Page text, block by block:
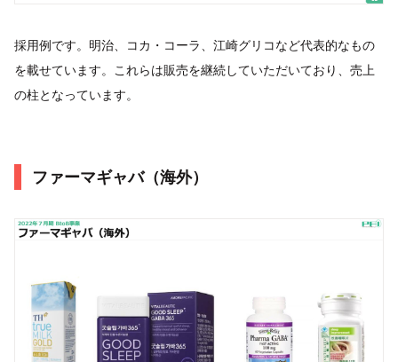
採用例です。明治、コカ・コーラ、江崎グリコなど代表的なもの
を載せています。これらは販売を継続していただいており、売上
の柱となっています。
ファーマギャバ（海外）